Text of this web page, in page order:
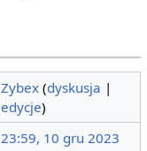
Zybex (dyskusja |
edycje)
23:59, 10 gru 2023